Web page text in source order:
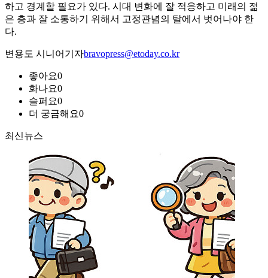
하고 경계할 필요가 있다. 시대 변화에 잘 적응하고 미래의 젊
은 층과 잘 소통하기 위해서 고정관념의 탈에서 벗어나야 한
다.
변용도 시니어기자bravopress@etoday.co.kr
좋아요0
화나요0
슬퍼요0
더 궁금해요0
최신뉴스